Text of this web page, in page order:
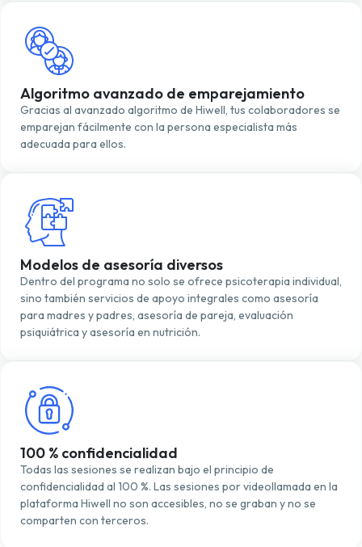
Algoritmo avanzado de emparejamiento
Gracias al avanzado algoritmo de Hiwell, tus colaboradores se
emparejan fácilmente con la persona especialista más
adecuada para ellos.
Modelos de asesoría diversos
Dentro del programa no solo se ofrece psicoterapia individual,
sino también servicios de apoyo integrales como asesoría
para madres y padres, asesoría de pareja, evaluación
psiquiátrica y asesoría en nutrición.
100 % confidencialidad
Todas las sesiones se realizan bajo el principio de
confidencialidad al 100 %. Las sesiones por videollamada en la
plataforma Hiwell no son accesibles, no se graban y no se
comparten con terceros.